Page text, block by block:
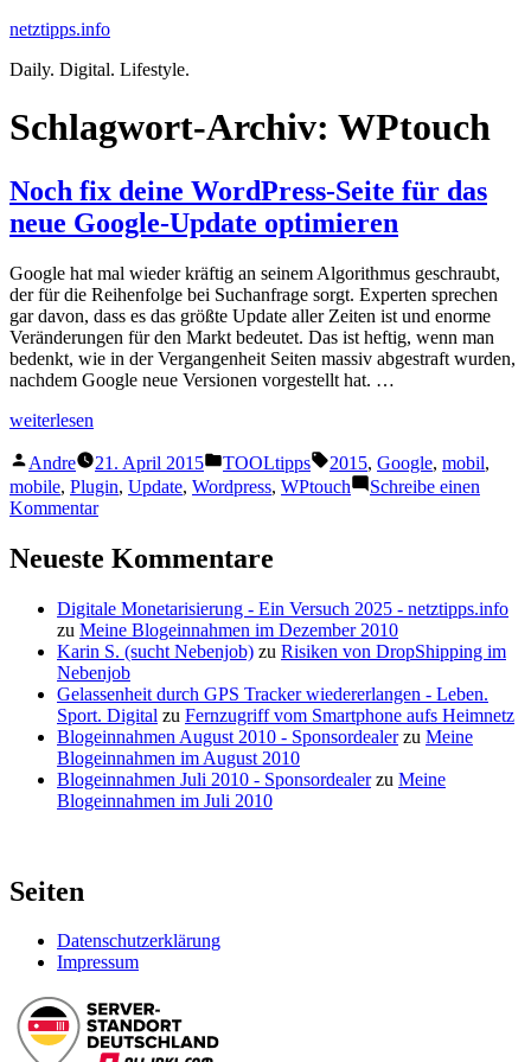
Zum
springen
netztipps.info
Daily. Digital. Lifestyle.
Schlagwort-Archiv: WPtouch
Noch fix deine WordPress-Seite für das
neue Google-Update optimieren
Google hat mal wieder kräftig an seinem Algorithmus geschraubt,
der für die Reihenfolge bei Suchanfrage sorgt. Experten sprechen
gar davon, dass es das größte Update aller Zeiten ist und enorme
Veränderungen für den Markt bedeutet. Das ist heftig, wenn man
bedenkt, wie in der Vergangenheit Seiten massiv abgestraft wurden,
nachdem Google neue Versionen vorgestellt hat. …
„Noch
deine
WordPress-
Seite
das
neue
Update
optimieren“
weiterlesen
Veröffentlicht
von
Andre 21. April 2015
Veröffentlicht
unter
TOOLtipps Schlagwörter:
2015, Google, mobil,
mobile, Plugin, Update, Wordpress, WPtouch
Schreibe einen
Kommentarzu
fix
deine
Seite
für
das
neue
Google-
Update
optimieren
Neueste Kommentare
Digitale Monetarisierung - Ein Versuch 2025 - netztipps.info
zu Meine Blogeinnahmen im Dezember 2010
Karin S. (sucht Nebenjob) zu Risiken von DropShipping im
Nebenjob
Gelassenheit durch GPS Tracker wiedererlangen - Leben.
Sport. Digital zu Fernzugriff vom Smartphone aufs Heimnetz
Blogeinnahmen August 2010 - Sponsordealerzu Meine
Blogeinnahmen im August 2010
Blogeinnahmen Juli 2010 - Sponsordealerzu Meine
Blogeinnahmen im Juli 2010
Seiten
Datenschutzerklärung
Impressum